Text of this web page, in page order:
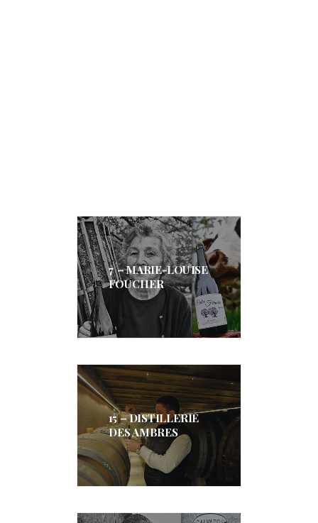
7 – MARIE-LOUISE
FOUCHER
15 – DISTILLERIE
DES AMBRES